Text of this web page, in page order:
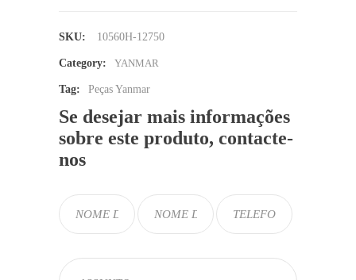
SKU: 10560H-12750
Category: YANMAR
Tag: Peças Yanmar
Se desejar mais informações
sobre este produto, contacte-
nos